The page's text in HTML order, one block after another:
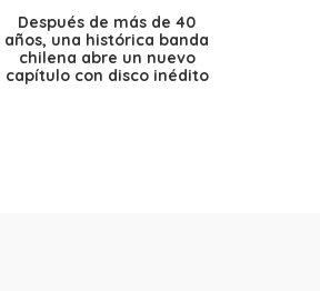
Después de más de 40
años, una histórica banda
chilena abre un nuevo
capítulo con disco inédito